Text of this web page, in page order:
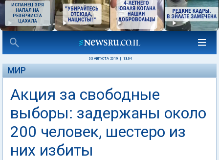
ИСПАНЕЦ ЗРЯ
НАПАЛ НА
РЕЗЕРВИСТА
ЦАХАЛА
03 АВГУСТА 2019 13:04
МИР
Акция за свободные
выборы: задержаны около
200 человек, шестеро из
них избиты